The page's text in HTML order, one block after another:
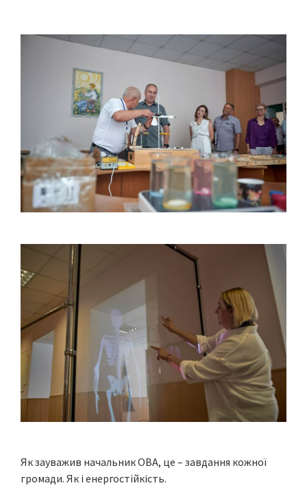
Як зауважив начальник ОВА, це – завдання кожної
громади. Як і енергостійкість.